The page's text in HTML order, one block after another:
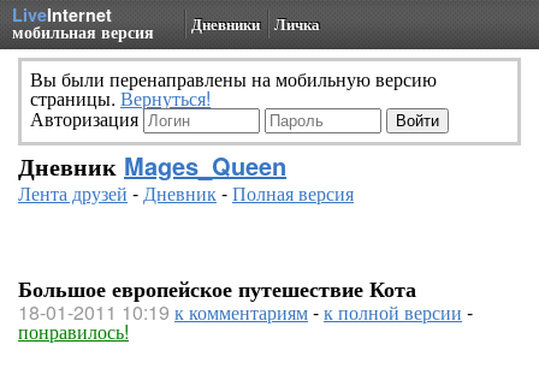
LiveInternet
мобильная версия Дневники Личка
Вы были перенаправлены на мобильную версию
страницы. Вернуться!
Авторизация
Дневник Mages_Queen
Лента друзей -Дневник-Полная версия
Большое европейское путешествие Кота
18-01-2011 10:19 к комментариям-к полной версии -
понравилось!